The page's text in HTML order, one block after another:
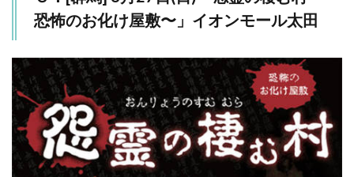
恐怖のお化け屋敷〜」イオンモール太田